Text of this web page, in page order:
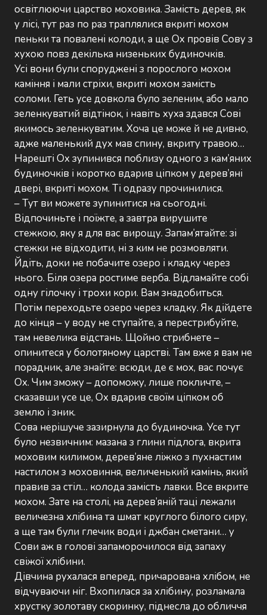
освітлюючи царство моховика. Замість дерев, як
у лісі, тут раз по раз траплялися вкриті мохом
пеньки та повалені колоди, а ще Ох провів Сову з
хухою повз декілька низеньких будиночків.
Усі вони були споруджені з порослого мохом
каміння і мали стріхи, вкриті мохом замість
соломи. Геть усе довкола було зеленим, або мало
зеленкуватий відтінок, і навіть хуха здався Сові
якимось зеленкуватим. Хоча це може й не дивно,
адже маленький дух мав спину, вкриту травою…
Нарешті Ох зупинився поблизу одного з кам’яних
будиночків і коротко вдарив ціпком у дерев’яні
двері, вкриті мохом. Ті одразу прочинилися.
– Тут ви можете зупинитися на сьогодні.
Відпочиньте і поїжте, а завтра вирушите
стежкою, яку я для вас вирощу. Запам’ятайте: зі
стежки не відходити, ні з ким не розмовляти.
Йдіть, доки не побачите озеро і кладку через
нього. Біля озера ростиме верба. Відламайте собі
одну гілочку і трохи кори. Вам знадобиться.
Потім переходьте озеро через кладку. Як дійдете
до кінця – у воду не ступайте, а перестрибуйте,
там невелика відстань. Щойно стрибнете –
опинитеся у болотяному царстві. Там вже я вам не
порадник, але знайте: всюди, де є мох, вас почує
Ох. Чим зможу – допоможу, лише покличте, –
сказавши усе це, Ох вдарив своїм ціпком об
землю і зник.
Сова нерішуче зазирнула до будиночка. Усе тут
було незвичним: мазана з глини підлога, вкрита
моховим килимом, дерев’яне ліжко з пухнастим
настилом з моховиння, величенький камінь, який
правив за стіл… колода замість лавки. Все вкрите
мохом. Зате на столі, на дерев’яній таці лежали
величезна хлібина та шмат круглого білого сиру,
а ще там були глечик води і джбан сметани… у
Сови аж в голові запаморочилося від запаху
свіжої хлібини.
Дівчина рухалася вперед, причарована хлібом, не
відчуваючи ніг. Вхопилася за хлібину, розламала
хрустку золотаву скоринку, піднесла до обличчя